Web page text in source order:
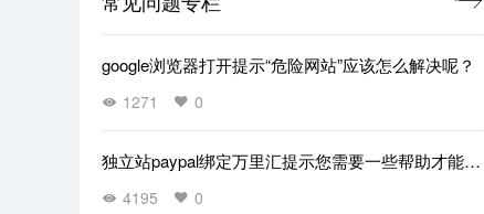
google浏览器打开提示“危险网站”应该怎么解决呢？
1271 0
独立站paypal绑定万里汇提示您需要一些帮助才能关
4195 0